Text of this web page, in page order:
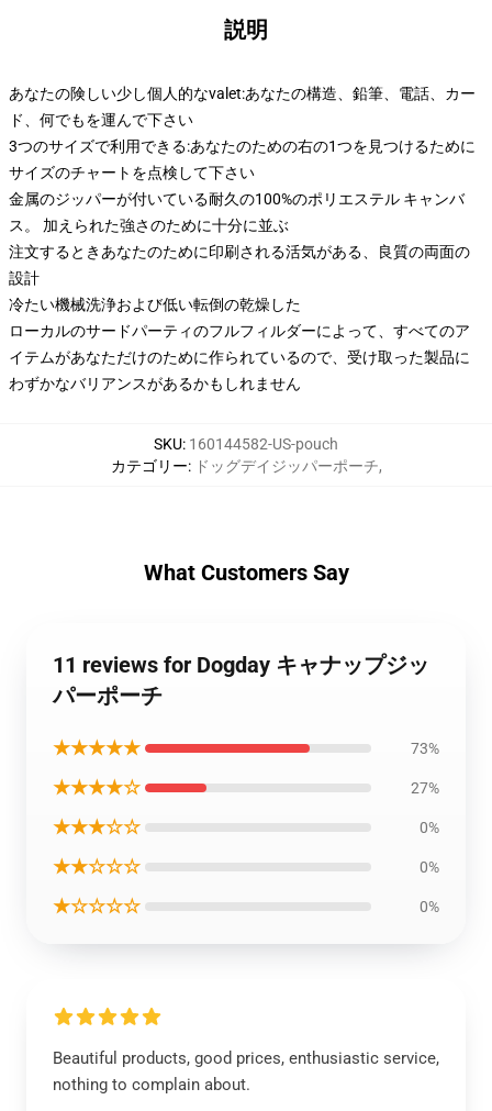
説明
あなたの険しい少し個人的なvalet:あなたの構造、鉛筆、電話、カー
ド、何でもを運んで下さい
3つのサイズで利用できる:あなたのための右の1つを見つけるために
サイズのチャートを点検して下さい
金属のジッパーが付いている耐久の100%のポリエステル キャンバ
ス。 加えられた強さのために十分に並ぶ
注文するときあなたのために印刷される活気がある、良質の両面の
設計
冷たい機械洗浄および低い転倒の乾燥した
ローカルのサードパーティのフルフィルダーによって、すべてのア
イテムがあなただけのために作られているので、受け取った製品に
わずかなバリアンスがあるかもしれません
SKU: 160144582-US-pouch
カテゴリー: ドッグデイジッパーポーチ,
What Customers Say
11 reviews for Dogday キャナップジッ
パーポーチ
★★★★★ 73%
★★★★☆ 27%
★★★☆☆ 0%
★★☆☆☆ 0%
★☆☆☆☆ 0%
Beautiful products, good prices, enthusiastic service,
nothing to complain about.